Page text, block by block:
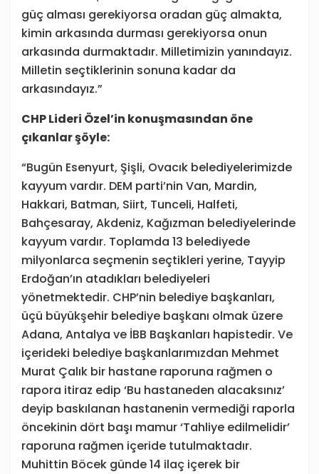
güç alması gerekiyorsa oradan güç almakta,
kimin arkasında durması gerekiyorsa onun
arkasında durmaktadır. Milletimizin yanındayız.
Milletin seçtiklerinin sonuna kadar da
arkasındayız.”
CHP Lideri Özel’in konuşmasından öne
çıkanlar şöyle:
“Bugün Esenyurt, Şişli, Ovacık belediyelerimizde
kayyum vardır. DEM parti’nin Van, Mardin,
Hakkari, Batman, Siirt, Tunceli, Halfeti,
Bahçesaray, Akdeniz, Kağızman belediyelerinde
kayyum vardır. Toplamda 13 belediyede
milyonlarca seçmenin seçtikleri yerine, Tayyip
Erdoğan’ın atadıkları belediyeleri
yönetmektedir. CHP’nin belediye başkanları,
üçü büyükşehir belediye başkanı olmak üzere
Adana, Antalya ve İBB Başkanları hapistedir. Ve
içerideki belediye başkanlarımızdan Mehmet
Murat Çalık bir hastane raporuna rağmen o
rapora itiraz edip ‘Bu hastaneden alacaksınız’
deyip baskılanan hastanenin vermediği raporla
öncekinin dört başı mamur ‘Tahliye edilmelidir’
raporuna rağmen içeride tutulmaktadır.
Muhittin Böcek günde 14 ilaç içerek bir